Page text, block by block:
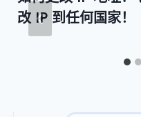
改 IP 到任何国家！